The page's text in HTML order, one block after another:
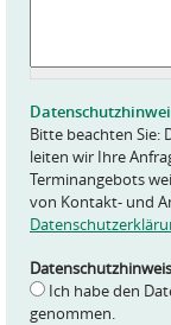
*
Bitte beachten Sie:
leiten wir Ihre
Terminangebots
von Kontakt- und
Ich habe den
genommen.